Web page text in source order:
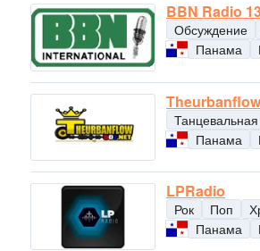
BBN Radio
Обсуждение
Панама
Панама
LPRadio
Рок Поп
Панама